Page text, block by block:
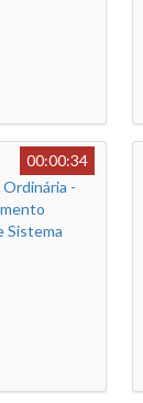
00:00:34
-
Sistema